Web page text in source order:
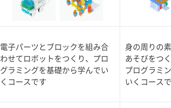
電子パーツとブロックを組み合
わせてロボットをつくり、プロ
グラミングを基礎から学んでい
くコースです
身の周りの
あそびをつ
プログラミ
いくコース